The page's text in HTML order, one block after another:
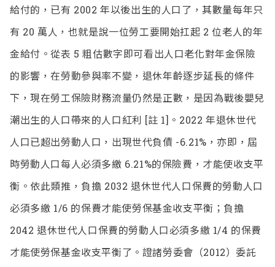
給付的，已有 2002 年以後出生的人口了，其數量每年只
有 20 萬人，也就是說一位勞工要開始扛起 2 位老人的年
金給付。從表 5 粗估數字即可看出人口老化對年金保險
的影響，在勞動參與率不變，退休年齡逐步延長的條件
下，現在勞工保險財務流量仍然是正數，是因為戰後嬰兒
潮出生的人口帶來的人口紅利 [註 1]。2022 年退休世代
人口已超出勞動人口，出現世代負債 -6.21%，亦即，屆
時勞動人口每人必須多繳 6.21%的保險費，才能使收支平
衡。依此類推，負擔 2032 退休世代人口保費的勞動人口
必須多繳 1/6 的保費才能使勞保基金收支平衡；負擔
2042 退休世代人口保費的勞動人口必須多繳 1/4 的保費
才能使勞保基金收支平衡了。證諸勞委會（2012）委託